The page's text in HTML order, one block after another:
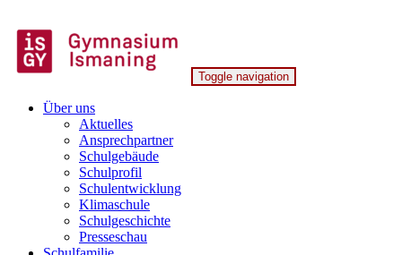
to
content
Gymnasium Ismaning
Toggle navigation
Über uns
Aktuelles
Ansprechpartner
Schulgebäude
Schulprofil
Schulentwicklung
Klimaschule
Schulgeschichte
Presseschau